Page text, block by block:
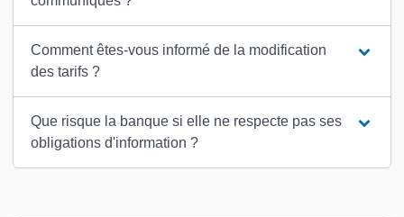
Comment êtes-vous informé de la modification
des tarifs ?
Que risque la banque si elle ne respecte pas ses
obligations d'information ?